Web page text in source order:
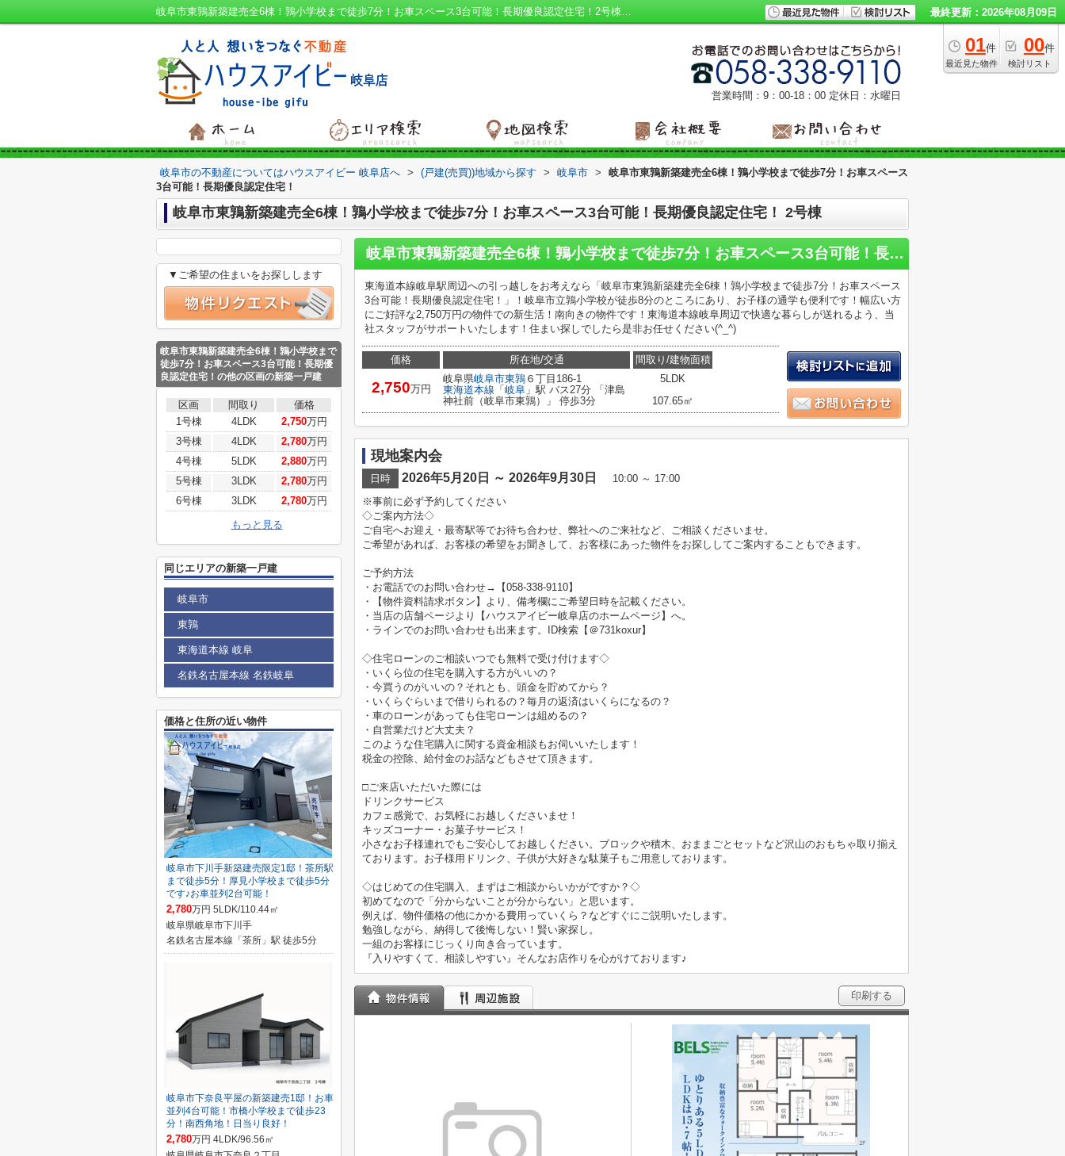
岐阜市東鶉新築建売全6棟！鶉小学校まで徒歩7分！お車スペース3台可能！長期優良認定住宅！2号棟｜システムキッチン 玄関ホール ２沿線利用可 南向き インナーバルコニー｜岐阜市の建売｜ハウスアイビー 岐阜店 最終更新：2026年08月09日
01件
最近見た物件
00件
検討リスト
営業時間：9：00‐18：00 定休日：水曜日
岐阜市の不動産についてはハウスアイビー 岐阜店へ > (戸建(売買))地域から探す > 岐阜市 >
岐阜市東鶉新築建売全6棟！鶉小学校まで徒歩7分！お車スペース
3台可能！長期優良認定住宅！
岐阜市東鶉新築建売全6棟！鶉小学校まで徒歩7分！お車スペース3台可能！長期優良認定住宅！ 2号棟
岐阜市東鶉新築建売全6棟！鶉小学校まで徒歩7分！お車スペース3台可能！長期優良認定住宅！
東海道本線岐阜駅周辺への引っ越しをお考えなら「岐阜市東鶉新築建売全6棟！鶉小学校まで徒歩7分！お車スペース
3台可能！長期優良認定住宅！」！岐阜市立鶉小学校が徒歩8分のところにあり、お子様の通学も便利です！幅広い方
にご好評な2,750万円の物件での新生活！南向きの物件です！東海道本線岐阜周辺で快適な暮らしが送れるよう、当
社スタッフがサポートいたします！住まい探しでしたら是非お任せください(^_^)
価格
2,750万円
所在地/交通
岐阜県岐阜市東鶉 ６丁目186-1
東海道本線 「 岐阜 」駅 バス27分 「津島
神社前（岐阜市東鶉）」 停歩3分
間取り/建物面積
5LDK
107.65㎡
現地案内会
日時 2026年5月20日 ～ 2026年9月30日
10:00 ～ 17:00
※事前に必ず予約してください
◇ご案内方法◇
ご自宅へお迎え・最寄駅等でお待ち合わせ、弊社へのご来社など、ご相談くださいませ。
ご希望があれば、お客様の希望をお聞きして、お客様にあった物件をお探ししてご案内することもできます。
ご予約方法
・お電話でのお問い合わせ→【058-338-9110】
・【物件資料請求ボタン】より、備考欄にご希望日時を記載ください。
・当店の店舗ページより【ハウスアイビー岐阜店のホームページ】へ。
・ラインでのお問い合わせも出来ます。ID検索【＠731koxur】
◇住宅ローンのご相談いつでも無料で受け付けます◇
・いくら位の住宅を購入する方がいいの？
・今買うのがいいの？それとも、頭金を貯めてから？
・いくらぐらいまで借りられるの？毎月の返済はいくらになるの？
・車のローンがあっても住宅ローンは組めるの？
・自営業だけど大丈夫？
このような住宅購入に関する資金相談もお伺いいたします！
税金の控除、給付金のお話などもさせて頂きます。
□ご来店いただいた際には
ドリンクサービス
カフェ感覚で、お気軽にお越しくださいませ！
キッズコーナー・お菓子サービス！
小さなお子様連れでもご安心してお越しください。ブロックや積木、おままごとセットなど沢山のおもちゃ取り揃え
ております。お子様用ドリンク、子供が大好きな駄菓子もご用意しております。
◇はじめての住宅購入、まずはご相談からいかがですか？◇
初めてなので「分からないことが分からない」と思います。
例えば、物件価格の他にかかる費用っていくら？などすぐにご説明いたします。
勉強しながら、納得して後悔しない！賢い家探し。
一組のお客様にじっくり向き合っています。
『入りやすくて、相談しやすい』そんなお店作りを心がけております♪
印刷する
▼ご希望の住まいをお探しします
岐阜市東鶉新築建売全6棟！鶉小学校まで
徒歩7分！お車スペース3台可能！長期優
良認定住宅！の他の区画の新築一戸建
区画 間取り
価格
1号棟
4LDK 2,750万円
3号棟
4LDK 2,780万円
4号棟
5LDK 2,880万円
5号棟
3LDK 2,780万円
6号棟
3LDK 2,780万円
もっと見る
同じエリアの新築一戸建
岐阜市
東鶉
東海道本線 岐阜
名鉄名古屋本線 名鉄岐阜
価格と住所の近い物件
岐阜市下川手新築建売限定1邸！茶所駅
まで徒歩5分！厚見小学校まで徒歩5分
です♪お車並列2台可能！
2,780万円 5LDK/110.44㎡
岐阜県岐阜市下川手
名鉄名古屋本線「茶所」駅 徒歩5分
岐阜市下奈良平屋の新築建売1邸！お車
並列4台可能！市橋小学校まで徒歩23
分！南西角地！日当り良好！
2,780万円 4LDK/96.56㎡